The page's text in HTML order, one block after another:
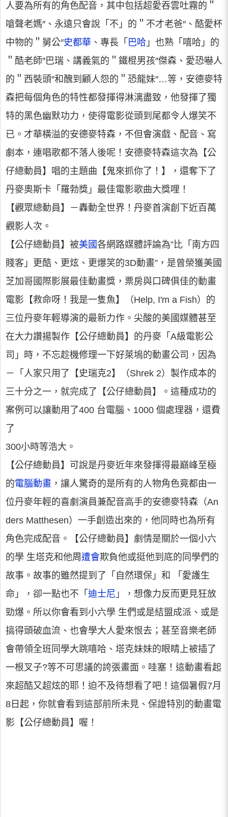
人要為所有的角色配音，其中包括超愛吞雲吐霧的＂
嗆聲老媽″、永遠只會說「不」的＂不才老爸″、酷愛杯
中物的＂舅公″史都華 、專長「 巴哈 」也熟「嘻哈」的
＂酷老師″巴瑞、講義氣的＂鐵棍男孩″傑森、愛恐嚇人
的＂西裝頭″和醜到顧人怨的＂恐龍妹″…等，安德麥特
森把每個角色的特性都發揮得淋漓盡致，他發揮了獨
特的黑色幽默功力，使得電影從頭到尾都令人爆笑不
已。才華橫溢的安德麥特森，不但會演戲、配音、寫
劇本，連唱歌都不落人後呢！安德麥特森這次為【公
仔總動員】唱的主題曲【鬼來抓你了！】，還奪下了
丹麥奧斯卡「羅勃獎」最佳電影歌曲大獎哩！
【觀眾總動員】－轟動全世界！丹麥首演創下近百萬
觀影人次。
【公仔總動員】被美國各網路媒體評論為”比「南方四
賤客」更酷、更炫、更爆笑的3D動畫”，是曾榮獲美國
芝加哥國際影展最佳動畫獎，票房與口碑俱佳的動畫
電影【救命呀！我是一隻魚】（Help, I'm a Fish）的
三位丹麥年輕導演的最新力作。尖酸的美國媒體甚至
在大力讚揚製作【公仔總動員】的丹麥「A級電影公
司」時，不忘趁機修理一下好萊塢的動畫公司，因為
－「人家只用了【史瑞克2】（Shrek 2）製作成本的
三十分之一，就完成了【公仔總動員】。這種成功的
案例可以讓動用了400 台電腦、1000 個處理器，還費
了
300小時等浩大。
【公仔總動員】可說是丹麥近年來發揮得最巔峰至極
的電腦動畫 ，讓人驚奇的是所有的人物角色竟都由一
位丹麥年輕的喜劇演員兼配音高手的安德麥特森（An
ders Matthesen）一手創造出來的，他同時也為所有
角色完成配音。【公仔總動員】劇情是關於一個小六
的學 生塔克和他周遭會欺負他或挺他到底的同學們的
故事。故事的雖然提到了「自然環保」和 「愛護生
命」，卻一點也不「 迪士尼 」，想像力反而更見狂放
勁爆。所以你會看到小六學 生們或是結盟成派、或是
搞得頭破血流、也會學大人愛來恨去；甚至音樂老師
會帶領全班同學大跳嘻哈、塔克妹妹的眼睛上被插了
一根叉子?等不可思議的誇張畫面。哇塞！這動畫看起
來超酷又超炫的耶！迫不及待想看了吧！這個暑假7月
8日起，你就會看到這部前所未見、保證特別的動畫電
影【公仔總動員】喔！